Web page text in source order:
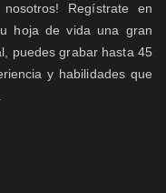
Regístrate en
hoja de vida una gran
puedes grabar hasta 45
y habilidades que